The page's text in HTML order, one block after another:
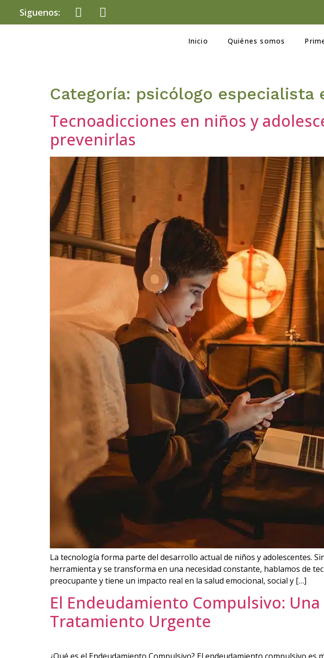
Siguenos:
Inicio Quiénes somos
Categoría: psicólogo especialista
Tecnoadicciones en niños y
prevenirlas
La tecnología forma parte del desarrollo actual de niños y adolescentes.
herramienta y se transforma en una necesidad constante, hablamos de
preocupante y tiene un impacto real en la salud emocional, social y […]
El Endeudamiento Compulsivo:
Tratamiento Urgente